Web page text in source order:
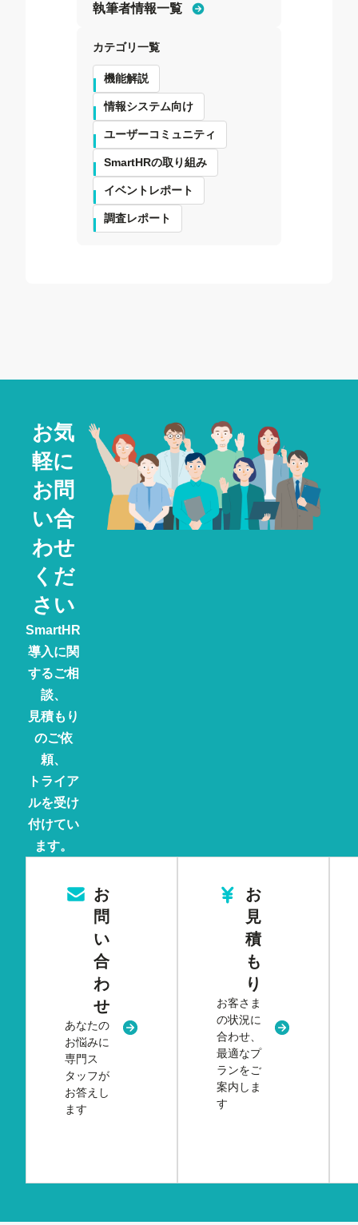
執筆者情報一覧
カテゴリ一覧
機能解説
情報システム向け
ユーザーコミュニティ
SmartHRの取り組み
イベントレポート
調査レポート
お気
軽に
お問
い合
わせ
くだ
さい
SmartHR
導入に関
するご相
談、
見積もり
のご依
頼、
トライア
ルを受け
付けてい
ます。
お
問
い
合
わ
せ
あなたの
お悩みに
専門ス
タッフが
お答えし
ます
新規タブまたはウィンドウで開く
お
見
積
も
り
お客さま
の状況に
合わせ、
最適なプ
ランをご
案内しま
す
新規タブま